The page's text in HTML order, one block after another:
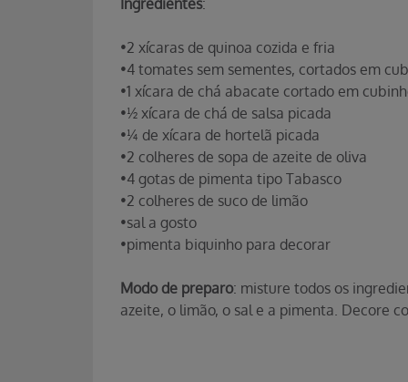
Ingredientes:
•2 xícaras de quinoa cozida e fria
•4 tomates sem sementes, cortados em
•1 xícara de chá abacate cortado em
•½ xícara de chá de salsa picada
•¼ de xícara de hortelã picada
•2 colheres de sopa de azeite de oliva
•4 gotas de pimenta tipo Tabasco
•2 colheres de suco de limão
•sal a gosto
•pimenta biquinho para decorar
Modo de preparo: misture todos os
azeite, o limão, o sal e a pimenta. Decore